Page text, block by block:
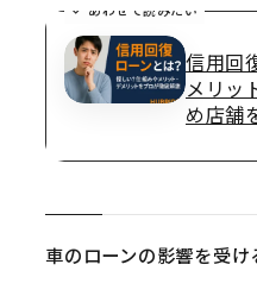
あわせて読みたい
信用回
メリッ
め店舗
車のローンの影響を受け